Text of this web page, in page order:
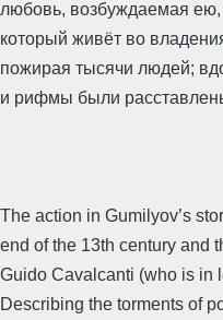
любовь, возбуждаемая
который живёт во
пожирая тысячи людей;
и рифмы были
The action in Gumilyov’s
end of the 13th century and
Guido Cavalcanti (who is in
Describing the torments of